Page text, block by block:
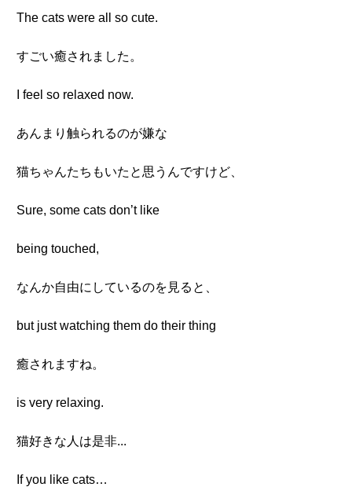
The cats were all so cute.
すごい癒されました。
I feel so relaxed now.
あんまり触られるのが嫌な
猫ちゃんたちもいたと思うんですけど、
Sure, some cats don’t like
being touched,
なんか自由にしているのを見ると、
but just watching them do their thing
癒されますね。
is very relaxing.
猫好きな人は是非...
If you like cats…